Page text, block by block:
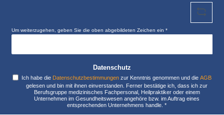
Um weiterzugehen, geben Sie die oben abgebildeten Zeichen ein*
Datenschutz
Ich habe die Datenschutzbestimmungen zur Kenntnis genommen und dieAGB
gelesen und bin mit ihnen einverstanden. Ferner bestätige ich, dass ich zur
Berufsgruppe medizinisches Fachpersonal, Heilpraktiker oder einem
Unternehmen im Gesundheitswesen angehöre bzw. im Auftrag eines
entsprechenden Unternehmens handle.*